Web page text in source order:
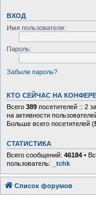
ВХОД
Имя пользователя:
Пароль:
Забыли пароль?
КТО СЕЙЧАС НА
Всего 389 посетителей :: 2
на активности
Больше всего посетителей (
СТАТИСТИКА
Всего сообщений: 46184 •
пользователь:
_tchk
Список форумов